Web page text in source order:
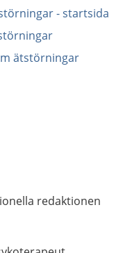
- startsida
ätstörningar
redaktionen